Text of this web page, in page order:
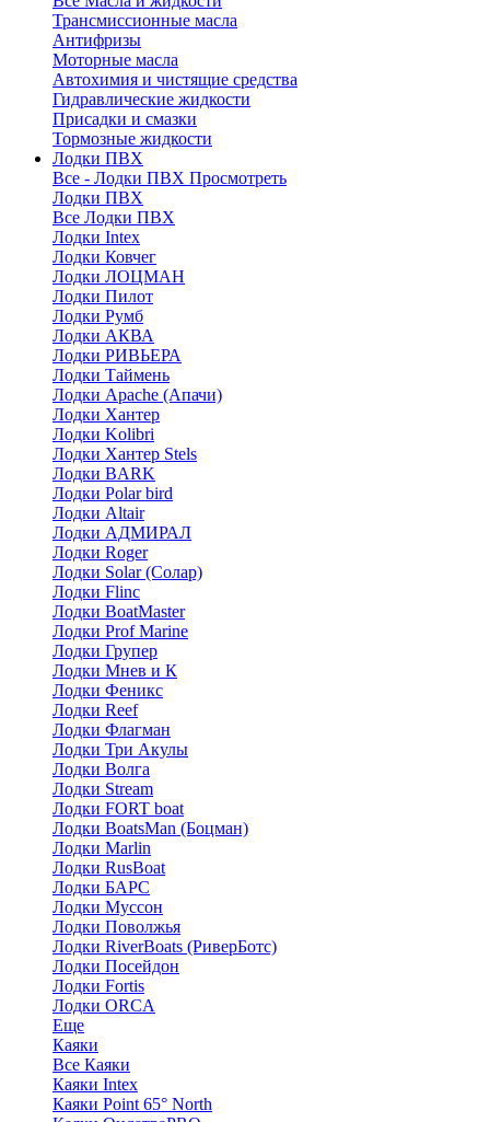
Трансмиссионные масла
Антифризы
Моторные масла
Автохимия и чистящие средства
Гидравлические жидкости
Присадки и смазки
Тормозные жидкости
Лодки ПВХ
Все - Лодки ПВХ Просмотреть
Лодки ПВХ
Все Лодки ПВХ
Лодки Intex
Лодки Ковчег
Лодки ЛОЦМАН
Лодки Пилот
Лодки Румб
Лодки АКВА
Лодки РИВЬЕРА
Лодки Таймень
Лодки Apache (Апачи)
Лодки Хантер
Лодки Kolibri
Лодки Хантер Stels
Лодки BARK
Лодки Polar bird
Лодки Altair
Лодки АДМИРАЛ
Лодки Roger
Лодки Solar (Солар)
Лодки Flinc
Лодки BoatMaster
Лодки Prof Marine
Лодки Групер
Лодки Мнев и К
Лодки Феникс
Лодки Reef
Лодки Флагман
Лодки Три Акулы
Лодки Волга
Лодки Stream
Лодки FORT boat
Лодки BoatsMan (Боцман)
Лодки Marlin
Лодки RusBoat
Лодки БАРС
Лодки Муссон
Лодки Поволжья
Лодки RiverBoats (РиверБотс)
Лодки Посейдон
Лодки Fortis
Лодки ORCA
Еще
Каяки
Все Каяки
Каяки Intex
Каяки Point 65° North